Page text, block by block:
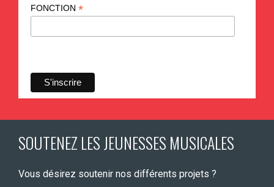
FONCTION *
SOUTENEZ LES JEUNESSES MUSICALES
Vous désirez soutenir nos différents projets ?